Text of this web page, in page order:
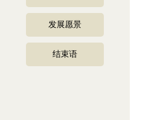
发展愿景
结束语